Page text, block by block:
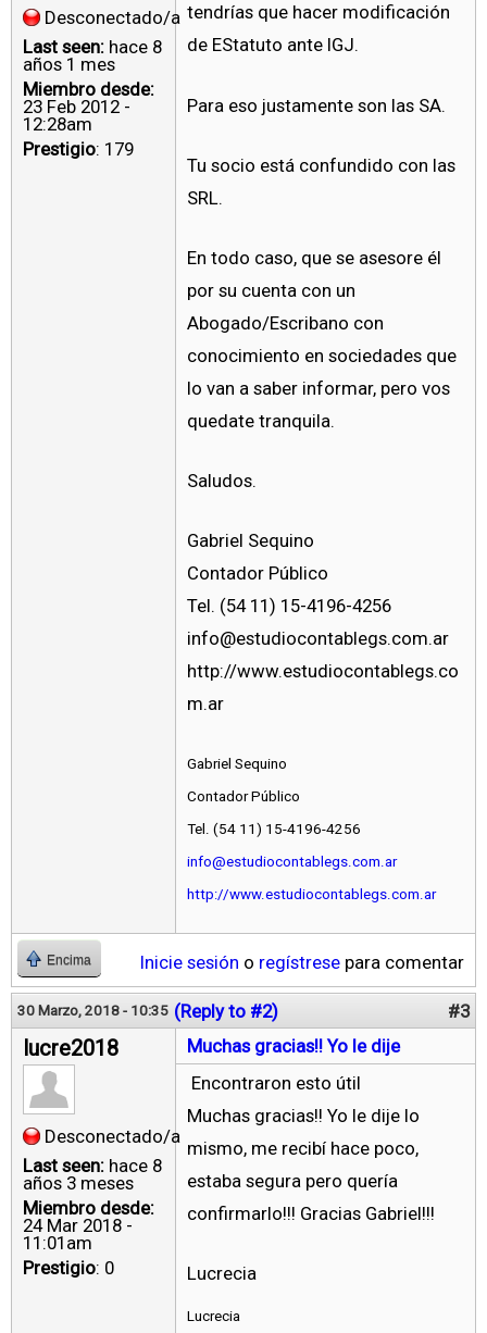
Desconectado/a
Last seen: hace 8
años 1 mes
Miembro desde:
23 Feb 2012 -
12:28am
Prestigio: 179
tendrías que hacer modificación
de EStatuto ante IGJ.
Para eso justamente son las SA.
Tu socio está confundido con las
SRL.
En todo caso, que se asesore él
por su cuenta con un
Abogado/Escribano con
conocimiento en sociedades que
lo van a saber informar, pero vos
quedate tranquila.
Saludos.
Gabriel Sequino
Contador Público
Tel. (54 11) 15-4196-4256
info@estudiocontablegs.com.ar
http://www.estudiocontablegs.co
m.ar
Gabriel Sequino
Contador Público
Tel. (54 11) 15-4196-4256
info@estudiocontablegs.com.ar
http://www.estudiocontablegs.com.ar
Encima Inicie sesión o regístrese para comentar
30 Marzo, 2018 - 10:35 (Reply to #2) #3
lucre2018
Desconectado/a
Last seen: hace 8
años 3 meses
Miembro desde:
24 Mar 2018 -
11:01am
Prestigio: 0
Muchas gracias!! Yo le dije
Encontraron esto útil
Muchas gracias!! Yo le dije lo
mismo, me recibí hace poco,
estaba segura pero quería
confirmarlo!!! Gracias Gabriel!!!
Lucrecia
Lucrecia